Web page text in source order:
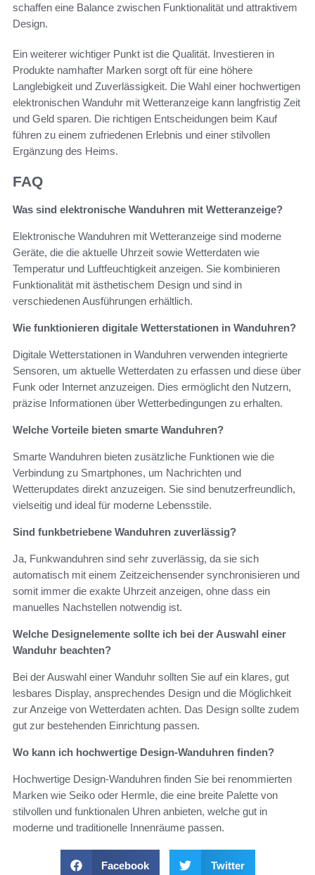
schaffen eine Balance zwischen Funktionalität und attraktivem
Design.
Ein weiterer wichtiger Punkt ist die Qualität. Investieren in
Produkte namhafter Marken sorgt oft für eine höhere
Langlebigkeit und Zuverlässigkeit. Die Wahl einer hochwertigen
elektronischen Wanduhr mit Wetteranzeige kann langfristig Zeit
und Geld sparen. Die richtigen Entscheidungen beim Kauf
führen zu einem zufriedenen Erlebnis und einer stilvollen
Ergänzung des Heims.
FAQ
Was sind elektronische Wanduhren mit Wetteranzeige?
Elektronische Wanduhren mit Wetteranzeige sind moderne
Geräte, die die aktuelle Uhrzeit sowie Wetterdaten wie
Temperatur und Luftfeuchtigkeit anzeigen. Sie kombinieren
Funktionalität mit ästhetischem Design und sind in
verschiedenen Ausführungen erhältlich.
Wie funktionieren digitale Wetterstationen in Wanduhren?
Digitale Wetterstationen in Wanduhren verwenden integrierte
Sensoren, um aktuelle Wetterdaten zu erfassen und diese über
Funk oder Internet anzuzeigen. Dies ermöglicht den Nutzern,
präzise Informationen über Wetterbedingungen zu erhalten.
Welche Vorteile bieten smarte Wanduhren?
Smarte Wanduhren bieten zusätzliche Funktionen wie die
Verbindung zu Smartphones, um Nachrichten und
Wetterupdates direkt anzuzeigen. Sie sind benutzerfreundlich,
vielseitig und ideal für moderne Lebensstile.
Sind funkbetriebene Wanduhren zuverlässig?
Ja, Funkwanduhren sind sehr zuverlässig, da sie sich
automatisch mit einem Zeitzeichensender synchronisieren und
somit immer die exakte Uhrzeit anzeigen, ohne dass ein
manuelles Nachstellen notwendig ist.
Welche Designelemente sollte ich bei der Auswahl einer
Wanduhr beachten?
Bei der Auswahl einer Wanduhr sollten Sie auf ein klares, gut
lesbares Display, ansprechendes Design und die Möglichkeit
zur Anzeige von Wetterdaten achten. Das Design sollte zudem
gut zur bestehenden Einrichtung passen.
Wo kann ich hochwertige Design-Wanduhren finden?
Hochwertige Design-Wanduhren finden Sie bei renommierten
Marken wie Seiko oder Hermle, die eine breite Palette von
stilvollen und funktionalen Uhren anbieten, welche gut in
moderne und traditionelle Innenräume passen.
Facebook Twitter